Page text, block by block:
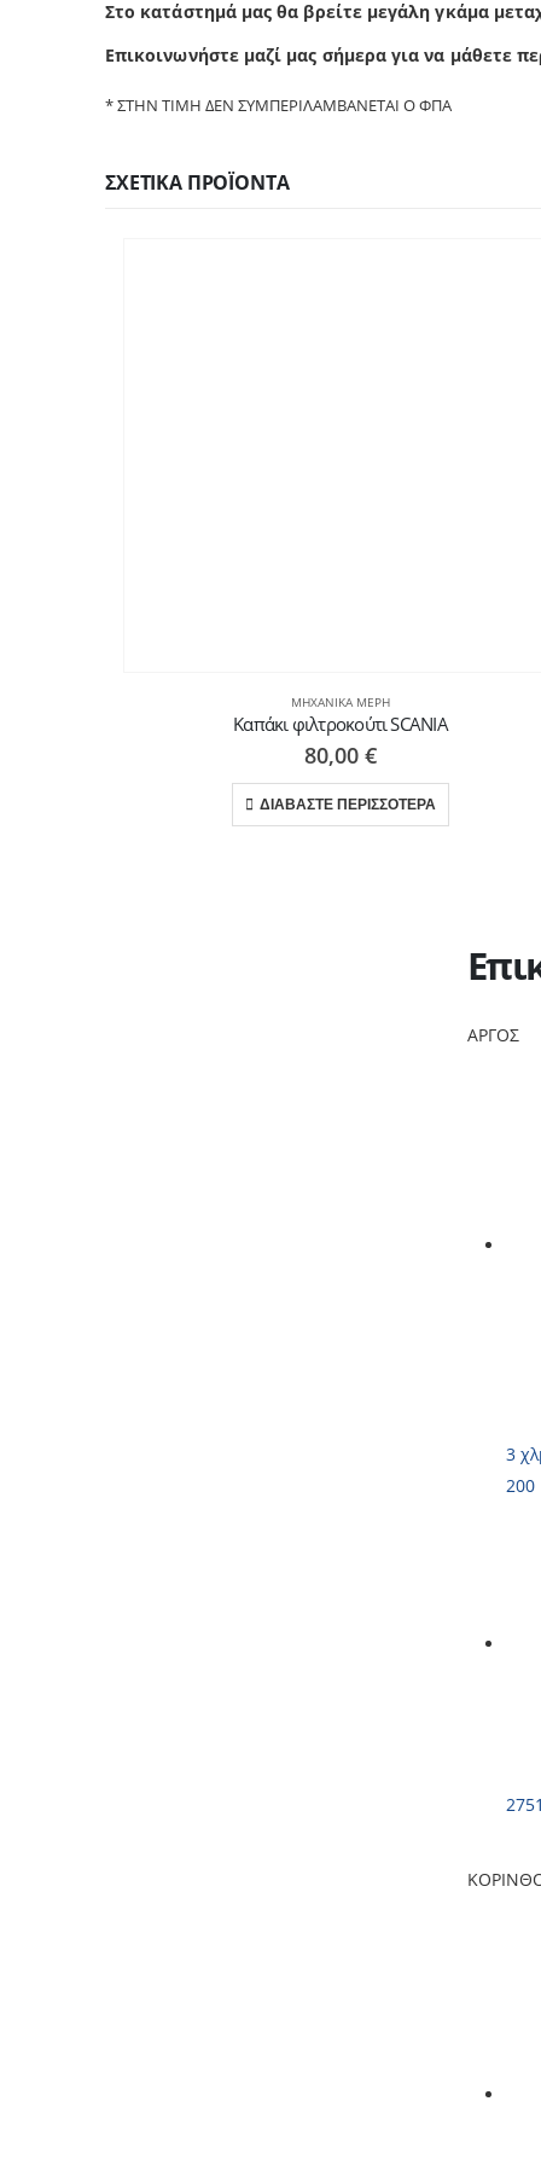
Στο κατάστημά μας θα βρείτε μεγάλη γκάμα
Επικοινωνήστε μαζί μας σήμερα για να μάθετε
* ΣΤΗΝ ΤΙΜΗ ΔΕΝ ΣΥΜΠΕΡΙΛΑΜΒΑΝΕΤΑΙ Ο ΦΠΑ
ΣΧΕΤΙΚΆ ΠΡΟΪΌΝΤΑ
ΜΗΧΑΝΙΚΆ ΜΈΡΗ
Καπάκι φιλτροκούτι SCANIA
80,00 €
ΔΙΑΒΑΣΤΕ ΠΕΡΙΣΣΟΤΕΡΑ
ΑΡΓΟΣ
3
200